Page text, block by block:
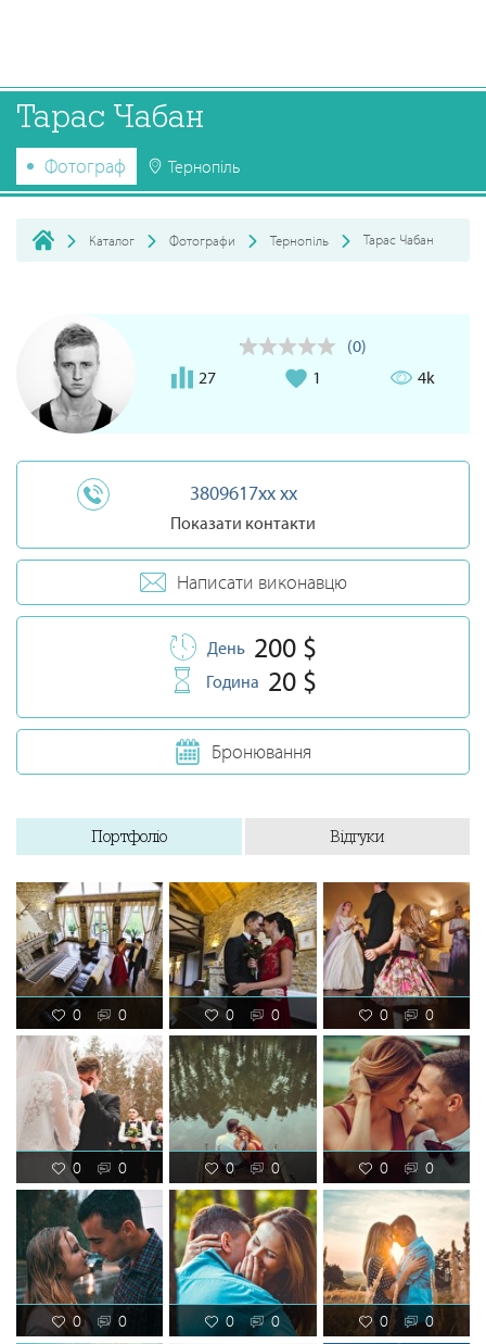
Тарас Чабан
Фотограф Тернопіль
Каталог Фотографи Тернопіль Тарас Чабан
(0)
27
1 4k
3809617xx xx
Показати контакти
Написати виконавцю
День 200 $
Година 20 $
Бронювання
Портфоліо Відгуки
0 0 0 0 0 0
0 0 0 0 0 0
0 0 0 0 0 0